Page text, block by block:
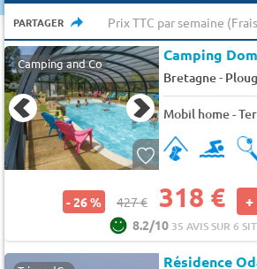
PARTAGER Prix TTC par semaine
Camping and Co
Bretagne-
Mobil home -
- 26 % 427 € 318 €
8.2/10 35 AVIS SUR 6